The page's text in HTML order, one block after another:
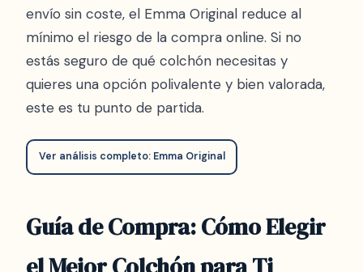
envío sin coste, el Emma Original reduce al
mínimo el riesgo de la compra online. Si no
estás seguro de qué colchón necesitas y
quieres una opción polivalente y bien valorada,
este es tu punto de partida.
Ver análisis completo: Emma Original
Guía de Compra: Cómo Elegir